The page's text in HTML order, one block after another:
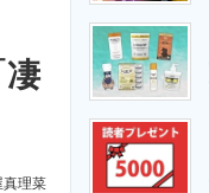
製造業のIT導入・活用を支援
エネルギーの専門メディア
真理菜